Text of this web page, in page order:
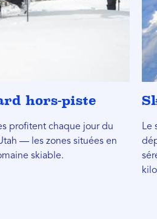
hors-piste
profitent chaque jour du
— les zones situées en
skiable.
Le